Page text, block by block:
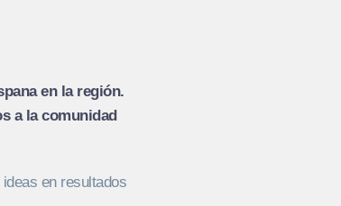
en la región.
a la comunidad
en resultados